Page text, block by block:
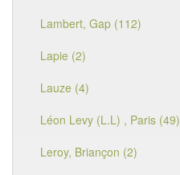
Lambert, Gap (112)
Lapie (2)
Lauze (4)
Léon Levy (L.L) , Paris (49)
Leroy, Briançon (2)